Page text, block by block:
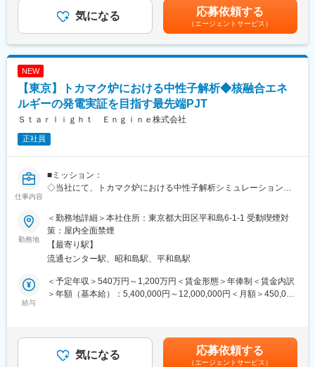
定年：65歳です。その後も１年更新での契約社員としてご活躍い
ただけます。
手厚い福利厚生：配属先への勤務に伴う引っ越し費用に関して
は、会社が全額負担します。家賃補助の金額に関して、6万円（家
賃＋共益費）の物件を上限として半分を支給いたします。他にも
◆十人十色のキャリアパス：
◎専門性を高めキャリアが目指せる
◎異なる分野・異なる業種へのチャレンジも可能
◎管理職・マネジメントやスペシャリストなど思考に合わせ選択
できる
変更の範囲：会社の定める業務
CAD（SolidWorks / NX 等）
■組織構成：
社員数名
・超音波装置は解析の腕がそのまま製品差別化されます。
・「解析だけで終わらない」実装置開発に携わることができま
す。
＜魅力＞
◎エンジニアとしての市場価値向上が年収に直結する評価制度
◎年間1040回のエンジニア主催技術勉強会で圧倒的成長環境
◎業界や職種を超えたメイテックの仲間とつながり自主勉強会も
や経験すべき業界を考え、キャリアを形成できる戦略的ローテー
ション制度
◎配属先メーカーの現場新入社員OJT・技術指導を担うほどの技
術力への圧倒的信頼
◎上流工程PJTが約90%
ソリューションズ株式会社、株式会社ニコン、株式会社日立ハイ
テク、本田技研工業株式会社、株式会社デンソーテン、株式会社
SUBARU、ヤマハ発動機株式会社、トヨタ自動車株式会社等取引
て上下する可能性があります。月給(月額)は固定手当を含めた表記
です。 気になる 応募依頼する
（エージェントサービス）
NEW
【東京】トカマク炉における中性子解析◆核融合エネ
ルギーの発電実証を目指す最先端PJT
Ｓｔａｒｌｉｇｈｔ Ｅｎｇｉｎｅ株式会社
正社員
仕事内容
■ミッション：
◇当社にて、トカマク炉における中性子解析シミュレーション及
◇当社は、核融合のキーコンポーネントを世界に提供している京
都フュージョニアリングのグループ会社として2025年4月に設立
されました。2030年代のフュージョン（核融合）エネルギーの発
電実証を目指す世界最先端のFAST（Fusion by Advanced
Superconducting Tokamak）プロジェクトを立ち上げており、
2028年頃を目標に核融合炉の建設を計画しています。
トカマク炉設計や技術実証に果敢に挑戦し、フュージョンエネル
◇トカマク炉FAST全体または構成機器の中性子解析を実施し、遮
蔽・発熱・線量率・生成核種・半減期等の評価を行う
◇評価結果から設計に対し適切なフィードバックの実施
勤務地
＜勤務地詳細＞本社住所：東京都大田区平和島6-1-1 受動喫煙対
策：屋内全面禁煙
【最寄り駅】
流通センター駅、昭和島駅、平和島駅
給与
＜予定年収＞540万円～1,200万円＜賃金形態＞年俸制＜賃金内訳
＞年額（基本給）：5,400,000円～12,000,000円＜月額＞450,000
賃金はあくまでも目安の金額であり、選考を通じて上下する可能
性があります。月給(月額)は固定手当を含めた表記です。
気になる 応募依頼する
（エージェントサービス）